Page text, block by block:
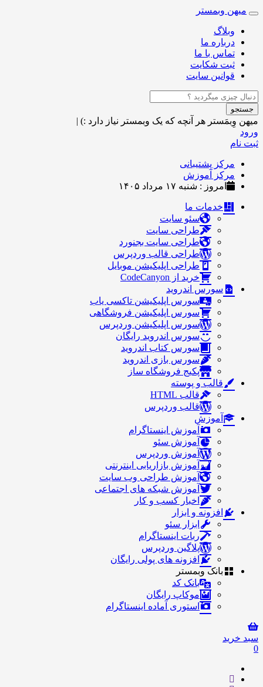
Toggle
navigation
میهن وبمستر
وبلاگ
درباره ما
تماس با ما
ثبت شکایت
قوانین سایت
جستجو
میهن وِبمَستر هر آنچه که یک وبمستر نیاز دارد :) |
ورود
ثبت نام
مرکز پشتیبانی
مرکز آموزش
امروز : شنبه ۱۷ مرداد ۱۴۰۵
خدمات ما
سئو سایت
طراحی سایت
طراحی سایت بجنورد
طراحی قالب وردپرس
طراحی اپلیکیشن موبایل
خرید از CodeCanyon
سورس اندروید
سورس اپلیکیشن تاکسی یاب
سورس اپلیکیشن فروشگاهی
سورس اپلیکیشن وردپرس
سورس اندروید رایگان
سورس کتاب اندروید
سورس بازی اندروید
پکیج فروشگاه ساز
قالب و پوسته
قالب HTML
قالب وردپرس
آموزش
آموزش اینستاگرام
آموزش سئو
آموزش وردپرس
آموزش بازاریابی اینترنتی
آموزش طراحی وب سایت
آموزش شبکه های اجتماعی
اخبار کسب و کار
افزونه و ابزار
ابزار سئو
ربات اینستاگرام
پلاگین وردپرس
افزونه های پولی رایگان
بانک وبمستر
بانک کد
موکاپ رایگان
استوری آماده اینستاگرام
سبد خرید
0